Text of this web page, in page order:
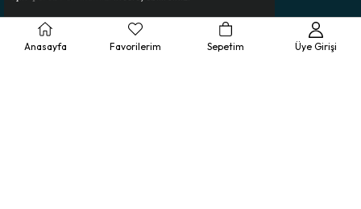
Müşteri Hizmetleri
Anasayfa Favorilerim Sepetim Üye Girişi